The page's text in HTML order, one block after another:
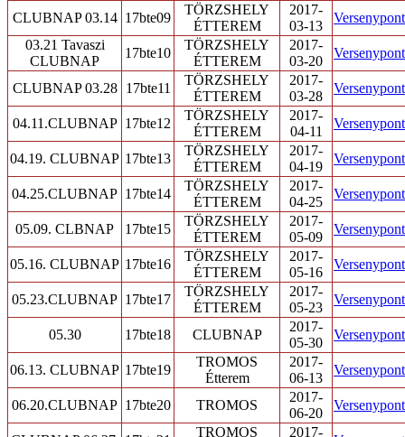
CLUBNAP 03.14 17bte09
TÖRZSHELY
ÉTTEREM
2017-
03-13
03.21 Tavaszi
CLUBNAP
17bte10
TÖRZSHELY
ÉTTEREM
2017-
03-20
CLUBNAP 03.28 17bte11
TÖRZSHELY
ÉTTEREM
2017-
03-28
04.11.CLUBNAP 17bte12
TÖRZSHELY
ÉTTEREM
2017-
04-11
04.19. CLUBNAP 17bte13
TÖRZSHELY
ÉTTEREM
2017-
04-19
04.25.CLUBNAP 17bte14
TÖRZSHELY
ÉTTEREM
2017-
04-25
05.09. CLBNAP 17bte15
TÖRZSHELY
ÉTTEREM
2017-
05-09
05.16. CLUBNAP 17bte16
TÖRZSHELY
ÉTTEREM
2017-
05-16
05.23.CLUBNAP 17bte17
TÖRZSHELY
ÉTTEREM
2017-
05-23
05.30 17bte18 CLUBNAP
2017-
05-30
06.13. CLUBNAP 17bte19
TROMOS
Étterem
2017-
06-13
06.20.CLUBNAP 17bte20 TROMOS
2017-
06-20
TROMOS
2017-